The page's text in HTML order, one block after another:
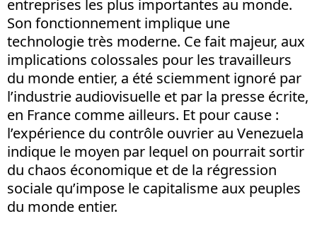
entreprises les plus importantes au monde.
Son fonctionnement implique une
technologie très moderne. Ce fait majeur, aux
implications colossales pour les travailleurs
du monde entier, a été sciemment ignoré par
l’industrie audiovisuelle et par la presse écrite,
en France comme ailleurs. Et pour cause :
l’expérience du contrôle ouvrier au Venezuela
indique le moyen par lequel on pourrait sortir
du chaos économique et de la régression
sociale qu’impose le capitalisme aux peuples
du monde entier.